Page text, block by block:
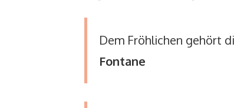
Dem Fröhlichen gehört
Fontane